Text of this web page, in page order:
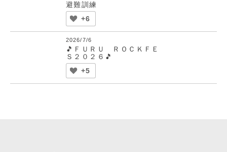
避難訓練
+6
2026/7/6
🎵ＦＵＲＵ ＲＯＣＫＦＥ
Ｓ２０２６🎵
+5